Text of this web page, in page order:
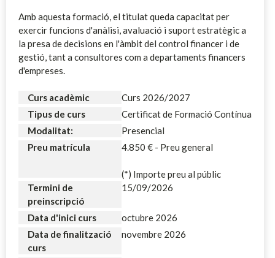
Amb aquesta formació, el titulat queda capacitat per
exercir funcions d'anàlisi, avaluació i suport estratègic a
la presa de decisions en l'àmbit del control financer i de
gestió, tant a consultores com a departaments financers
d'empreses.
Curs acadèmic
Curs 2026/2027
Tipus de curs
Certificat de Formació Contínua
Modalitat:
Presencial
Preu matrícula
4.850 € - Preu general
(*) Importe preu al públic
Termini de
preinscripció
15/09/2026
Data d'inici curs
octubre 2026
Data de finalització
curs
novembre 2026